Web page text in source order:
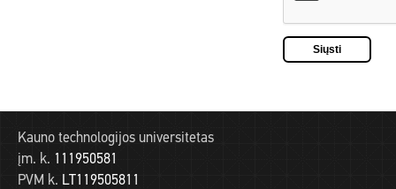
Kauno technologijos universitetas
įm. k. 111950581
PVM k. LT119505811